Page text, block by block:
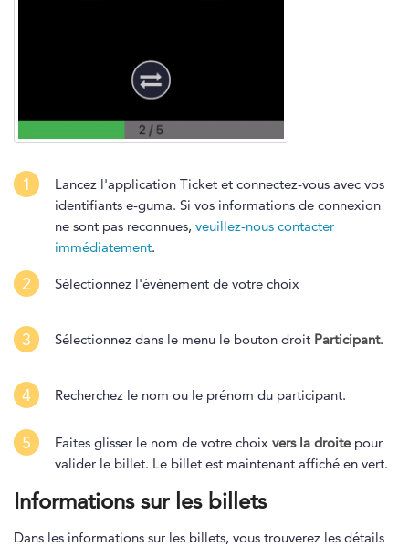
1
Lancez l'application Ticket et connectez-vous avec vos
identifiants e-guma. Si vos informations de connexion
ne sont pas reconnues, veuillez-nous contacter
immédiatement.
2 Sélectionnez l'événement de votre choix
3 Sélectionnez dans le menu le bouton droit Participant.
4 Recherchez le nom ou le prénom du participant.
5 Faites glisser le nom de votre choix vers la droitepour
valider le billet. Le billet est maintenant affiché en vert.
Informations sur les billets
Dans les informations sur les billets, vous trouverez les détails